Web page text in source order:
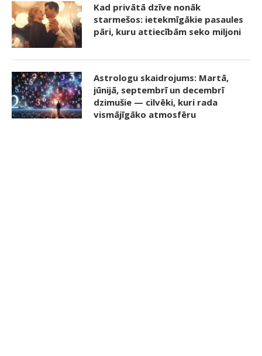
Kad privātā dzīve nonāk
starmešos: ietekmīgākie pasaules
pāri, kuru attiecībām seko miljoni
Astrologu skaidrojums: Martā,
jūnijā, septembrī un decembrī
dzimušie — cilvēki, kuri rada
vismājīgāko atmosfēru